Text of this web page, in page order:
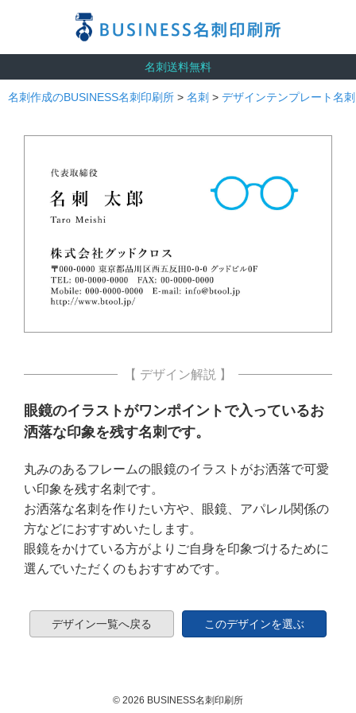
名刺送料無料
名刺作成のBUSINESS名刺印刷所 > 名刺 > デザインテンプレート名刺
【 デザイン解説 】
眼鏡のイラストがワンポイントで入っているお
洒落な印象を残す名刺です。
丸みのあるフレームの眼鏡のイラストがお洒落で可愛
い印象を残す名刺です。
お洒落な名刺を作りたい方や、眼鏡、アパレル関係の
方などにおすすめいたします。
眼鏡をかけている方がよりご自身を印象づけるために
選んでいただくのもおすすめです。
デザイン一覧へ戻る このデザインを選ぶ
© 2026 BUSINESS名刺印刷所